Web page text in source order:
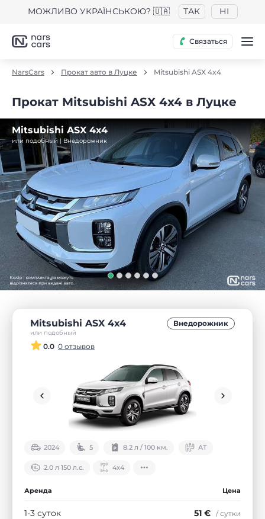
МОЖЛИВО УКРАЇНСЬКОЮ? 🇺🇦 ТАК НІ
Связаться
NarsCars Прокат авто в Луцке Mitsubishi ASX 4x4
Прокат Mitsubishi ASX 4x4 в Луцке
Mitsubishi ASX 4x4
или подобный | Внедорожник
Mitsubishi ASX 4x4
или подобный
Внедорожник
0.0 0 отзывов
2024 5 8.2 л / 100 км. АТ
2.0 л 150 л.с. 4х4
Аренда Цена
1-3 суток 51 € / сутки